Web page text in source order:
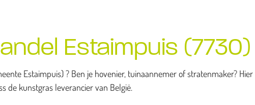
Estaimpuis (7730)
Estaimpuis) ? Ben je hovenier, tuinaannemer of stratenmaker?
de kunstgras leverancier van België.